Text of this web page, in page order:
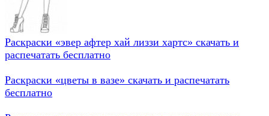
Раскраски «эвер афтер хай лиззи хартс» скачать и
распечатать бесплатно
Раскраски «цветы в вазе» скачать и распечатать
бесплатно